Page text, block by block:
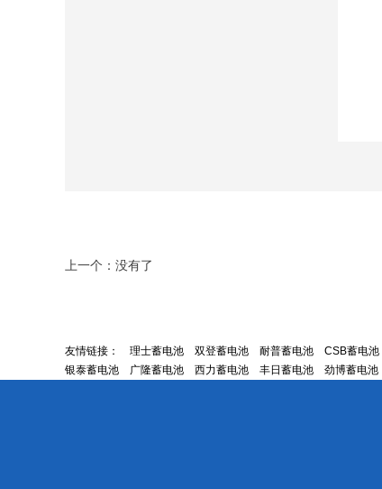
上一个：没有了
友情链接： 理士蓄电池 双登蓄电池 耐普蓄电池 CSB蓄电池
银泰蓄电池
广隆蓄电池 西力蓄电池 丰日蓄电池 劲博蓄电池